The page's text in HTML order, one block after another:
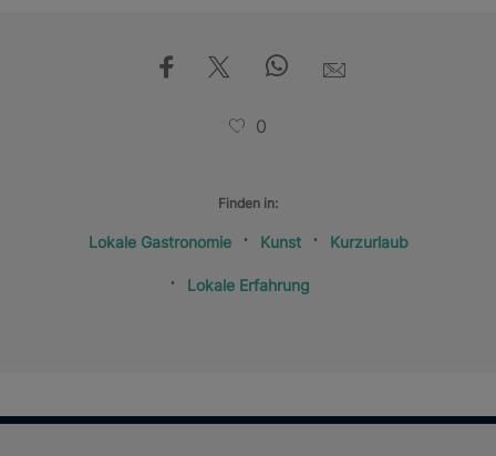
0
Finden in:
Lokale Gastronomie Kunst Kurzurlaub
Lokale Erfahrung